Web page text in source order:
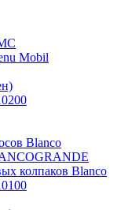
Mobil
Blanco
колпаков Blanco